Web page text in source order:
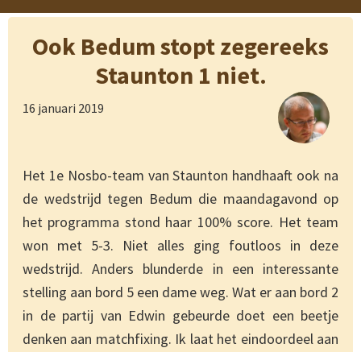
Ook Bedum stopt zegereeks
Staunton 1 niet.
16 januari 2019
Het 1e Nosbo-team van Staunton handhaaft ook na
de wedstrijd tegen Bedum die maandagavond op
het programma stond haar 100% score. Het team
won met 5-3. Niet alles ging foutloos in deze
wedstrijd. Anders blunderde in een interessante
stelling aan bord 5 een dame weg. Wat er aan bord 2
in de partij van Edwin gebeurde doet een beetje
denken aan matchfixing. Ik laat het eindoordeel aan